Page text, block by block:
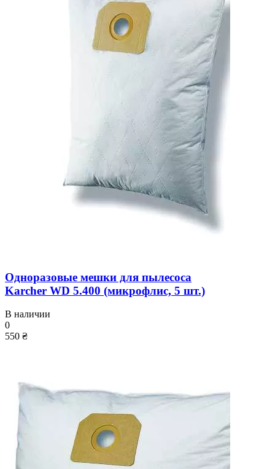
Одноразовые мешки для пылесоса
Karcher WD 5.400 (микрофлис, 5 шт.)
В наличии
0
550 ₴